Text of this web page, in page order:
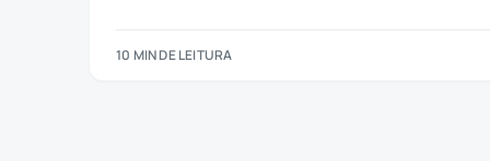
10 MIN DE LEITURA